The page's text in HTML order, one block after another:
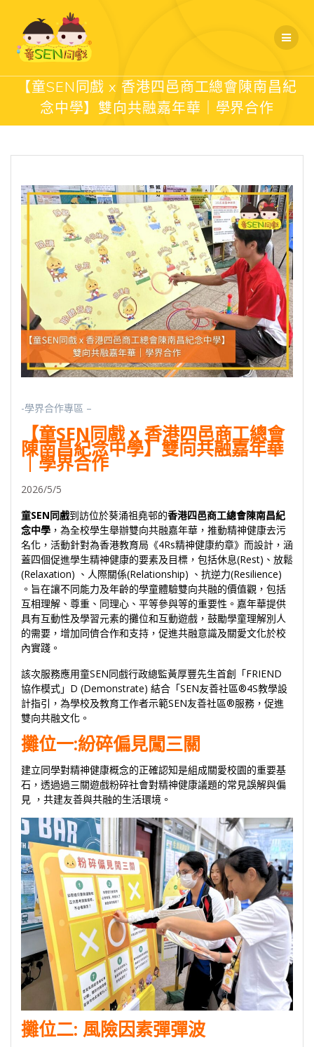
【童SEN同戲 x 香港四邑商工總會陳南昌紀
念中學】雙向共融嘉年華｜學界合作
-學界合作專區 –
【童SEN同戲 x 香港四邑商工總會
陳南昌紀念中學】雙向共融嘉年華
｜學界合作
2026/5/5
童SEN同戲到訪位於葵涌祖堯邨的香港四邑商工總會陳南昌紀
念中學 ，為全校學生舉辦雙向共融嘉年華，推動精神健康去污
名化，活動針對為香港教育局《4Rs精神健康約章》而設計，涵
蓋四個促進學生精神健康的要素及目標，包括休息(Rest)、放鬆
(Relaxation) 、人際關係(Relationship) 、抗逆力(Resilience)
。旨在讓不同能力及年齡的學童體驗雙向共融的價值觀，包括
互相理解、尊重、同理心、平等參與等的重要性。嘉年華提供
具有互動性及學習元素的攤位和互動遊戲，鼓勵學童理解別人
的需要，增加同儕合作和支持，促進共融意識及關愛文化於校
內實踐。
該次服務應用童SEN同戲行政總監黃厚豐先生首創「FRIEND
協作模式」D (Demonstrate) 結合「SEN友善社區®4S教學設
計指引，為學校及教育工作者示範SEN友善社區®服務，促進
雙向共融文化。
攤位一:紛碎偏見闖三關
建立同學對精神健康概念的正確認知是組成關愛校園的重要基
石，透過過三關遊戲粉碎社會對精神健康議題的常見誤解與偏
見 ，共建友善與共融的生活環境。
攤位二: 風險因素彈彈波